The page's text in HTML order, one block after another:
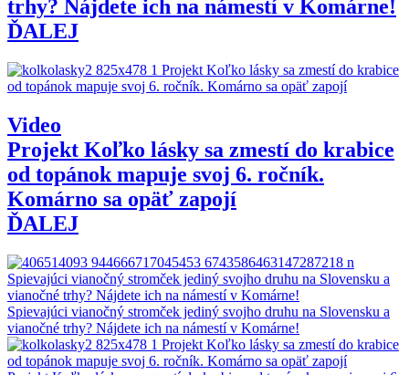
trhy? Nájdete ich na námestí v Komárne!
ĎALEJ
Video
Projekt Koľko lásky sa zmestí do krabice
od topánok mapuje svoj 6. ročník.
Komárno sa opäť zapojí
ĎALEJ
Spievajúci vianočný stromček jediný svojho druhu na Slovensku a
vianočné trhy? Nájdete ich na námestí v Komárne!